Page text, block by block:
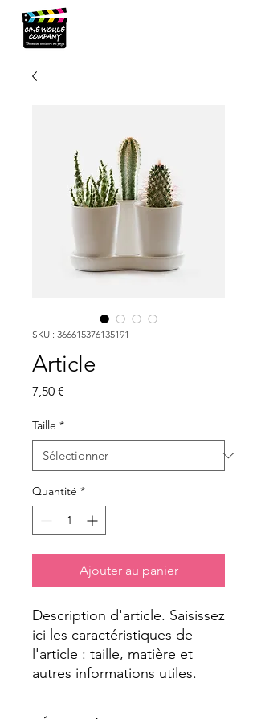
SKU : 366615376135191
Article
7,50 €
Taille *
Quantité *
Ajouter au panier
Description d'article. Saisissez
ici les caractéristiques de
l'article : taille, matière et
autres informations utiles.